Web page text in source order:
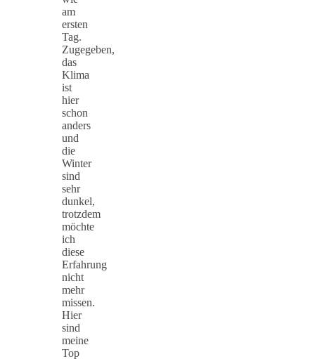
am
ersten
Tag.
Zugegeben,
das
Klima
ist
hier
schon
anders
und
die
Winter
sind
sehr
dunkel,
trotzdem
möchte
ich
diese
Erfahrung
nicht
mehr
missen.
Hier
sind
meine
Top